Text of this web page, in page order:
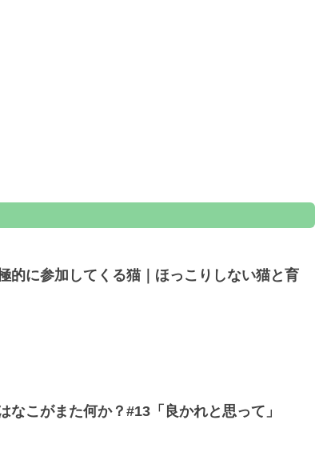
的に参加してくる猫｜ほっこりしない猫と育
なこがまた何か？#13「良かれと思って」